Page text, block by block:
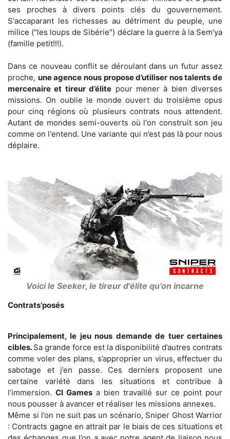
ses proches à divers points clés du gouvernement.
S'accaparant les richesses au détriment du peuple, une
milice ("les loups de Sibérie") déclare la guerre à la Sem'ya
(famille petit!!!).
Dans ce nouveau conflit se déroulant dans un futur assez
proche, une agence nous propose d’utiliser nos talents de
mercenaire et tireur d’élite pour mener à bien diverses
missions. On oublie le monde ouvert du troisième opus
pour cinq régions où plusieurs contrats nous attendent.
Autant de mondes semi-ouverts où l'on construit son jeu
comme on l'entend. Une variante qui n’est pas là pour nous
déplaire.
Voici le Seeker, le tireur d'élite qu'on incarne
Contrats’posés
Principalement, le jeu nous demande de tuer certaines
cibles.Sa grande force est la disponibilité d’autres contrats
comme voler des plans, s’approprier un virus, effectuer du
sabotage et j’en passe. Ces derniers proposent une
certaine variété dans les situations et contribue à
l’immersion. CI Games a bien travaillé sur ce point pour
nous pousser à avancer et réaliser les missions annexes.
Même si l’on ne suit pas un scénario, Sniper Ghost Warrior
: Contracts gagne en attrait par le biais de ces situations et